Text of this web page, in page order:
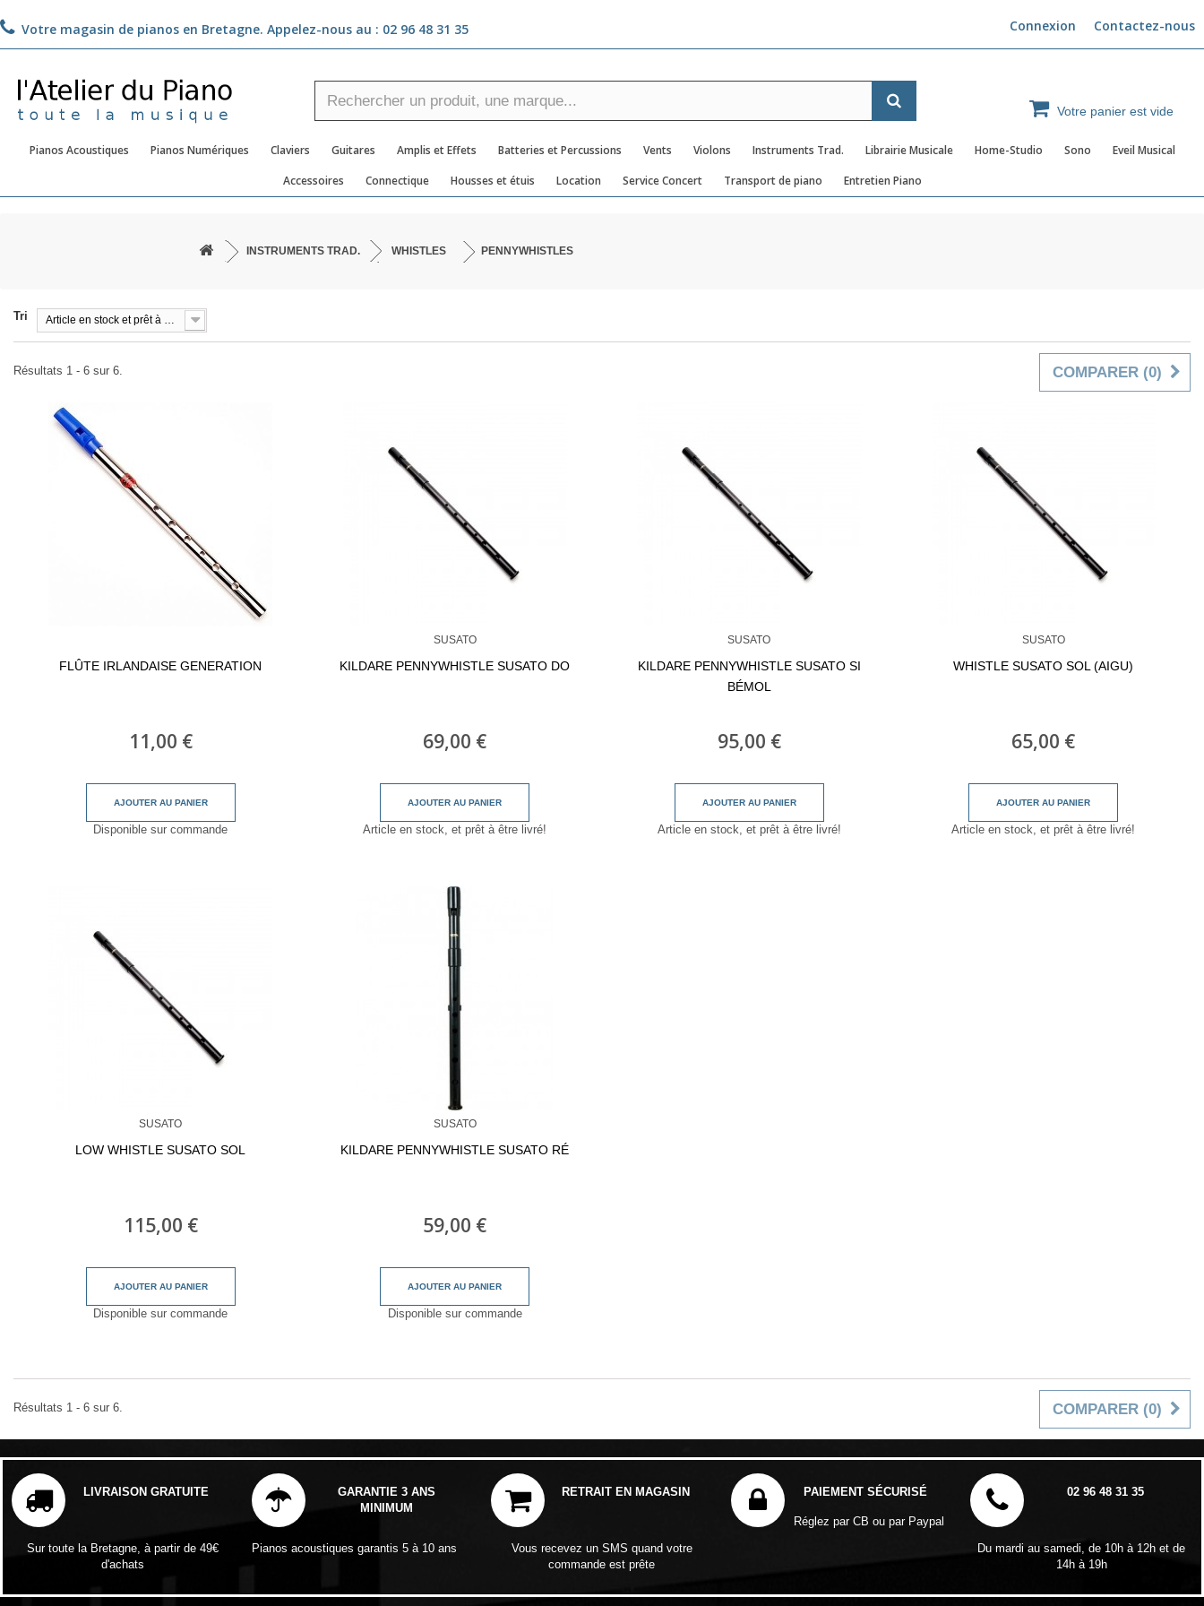
Contactez-nous
Votre magasin de pianos en Bretagne. Appelez-nous au : 02 96 48 31 35 Connexion
Votre panier est vide
Pianos Acoustiques Pianos Numériques Claviers Guitares Amplis et Effets Batteries et Percussions Vents Violons Instruments Trad. Librairie Musicale Home-Studio Sono
Eveil Musical
Accessoires
Connectique Housses et étuis Location Service Concert Transport de piano Entretien Piano
INSTRUMENTS TRAD. WHISTLES PENNYWHISTLES
Tri Article en stock et prêt à être livré!
COMPARER (0)
Résultats 1 - 6 sur 6.
FLÛTE IRLANDAISE GENERATION
11,00 €
AJOUTER AU PANIER
Disponible sur commande
SUSATO
KILDARE PENNYWHISTLE SUSATO DO
69,00 €
AJOUTER AU PANIER
Article en stock, et prêt à être livré!
SUSATO
KILDARE PENNYWHISTLE SUSATO SI
BÉMOL
95,00 €
AJOUTER AU PANIER
Article en stock, et prêt à être livré!
SUSATO
WHISTLE SUSATO SOL (AIGU)
65,00 €
AJOUTER AU PANIER
Article en stock, et prêt à être livré!
SUSATO
LOW WHISTLE SUSATO SOL
115,00 €
AJOUTER AU PANIER
Disponible sur commande
SUSATO
KILDARE PENNYWHISTLE SUSATO RÉ
59,00 €
AJOUTER AU PANIER
Disponible sur commande
COMPARER (0)
Résultats 1 - 6 sur 6.
LIVRAISON GRATUITE
Sur toute la Bretagne, à partir de 49€
d'achats
GARANTIE 3 ANS
MINIMUM
Pianos acoustiques garantis 5 à 10 ans
RETRAIT EN MAGASIN
Vous recevez un SMS quand votre
commande est prête
PAIEMENT SÉCURISÉ
Réglez par CB ou par Paypal
02 96 48 31 35
Du mardi au samedi, de 10h à 12h et de
14h à 19h